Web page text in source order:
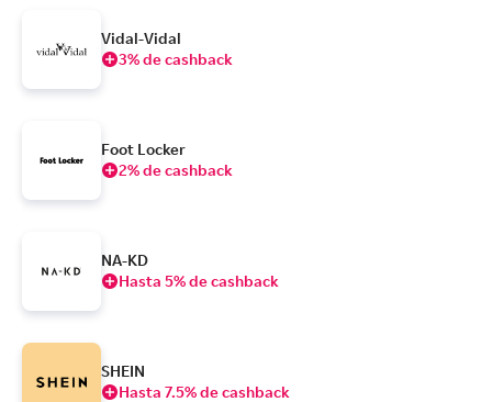
Vidal-Vidal
3% de cashback
Foot Locker
2% de cashback
NA-KD
Hasta 5% de cashback
SHEIN
Hasta 7.5% de cashback